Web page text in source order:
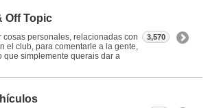
Off Topic
cosas personales, relacionadas con
el club, para comentarle a la gente,
que simplemente querais dar a
3,570